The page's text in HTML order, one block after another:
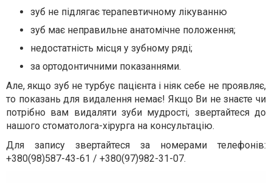
зуб не підлягає терапевтичному лікуванню
зуб має неправильне анатомічне положення;
недостатність місця у зубному ряді;
за ортодонтичними показаннями.
Але, якщо зуб не турбує пацієнта і ніяк себе не проявляє,
то показань для видалення немає! Якщо Ви не знаєте чи
потрібно вам видаляти зуби мудрості, звертайтеся до
нашого стоматолога-хірурга на консультацію.
Для запису звертайтеся за номерами телефонів:
+380(98)587-43-61 / +380(97)982-31-07.